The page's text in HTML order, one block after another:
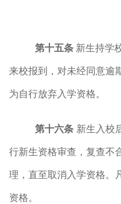
第十五条 新生持学
来校报到，对未经同意逾
为自行放弃入学资格。
第十六条 新生入校
行新生资格审查，复查不
理，直至取消入学资格。
资格。